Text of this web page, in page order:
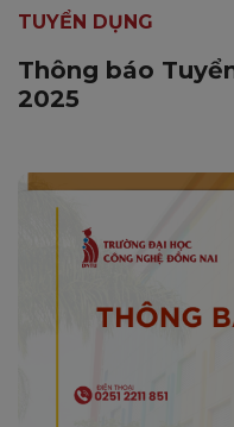
TUYỂN DỤNG
Thông báo
2025